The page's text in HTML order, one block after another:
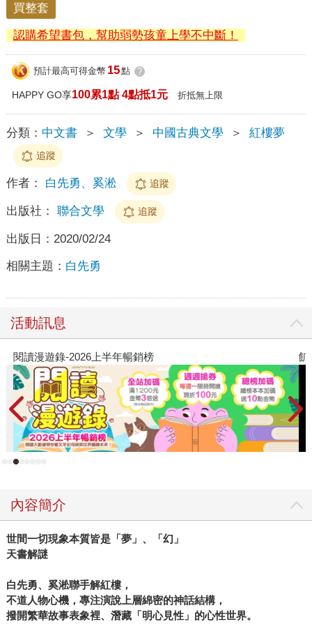
買整套
認購希望書包，幫助弱勢孩童上學不中斷！
預計最高可得金幣 15點 ?
HAPPY GO享100累1點 4點抵1元 折抵無上限
分類： 中文書 ＞ 文學 ＞ 中國古典文學 ＞ 紅樓夢
追蹤
作者： 白先勇、奚淞 追蹤
出版社： 聯合文學 追蹤
出版日： 2020/02/24
相關主題： 白先勇
活動訊息
閱讀漫遊錄-2026上半年暢銷榜 飢
內容簡介
世間一切現象本質皆是「夢」、「幻」
天書解謎
白先勇、奚淞聯手解紅樓，
不道人物心機，專注演說上層綿密的神話結構，
撥開繁華故事表象裡、 潛藏「明心見性」 的心性世界。